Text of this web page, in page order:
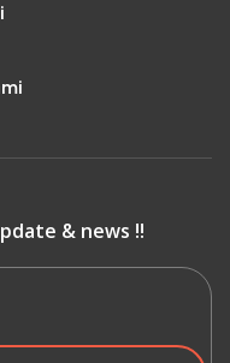
& news !!